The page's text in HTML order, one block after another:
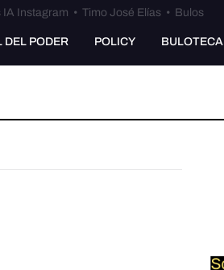
IA Instagram • Timo José Elías• Bulos
DEL PODER POLICY BULOTECA